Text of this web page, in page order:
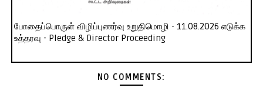
போதைப்பொருள் விழிப்புணர்வு உறுதிமொழி - 11.08.2026 எடுக்க
உத்தரவு - Pledge & Director Proceeding
NO COMMENTS: